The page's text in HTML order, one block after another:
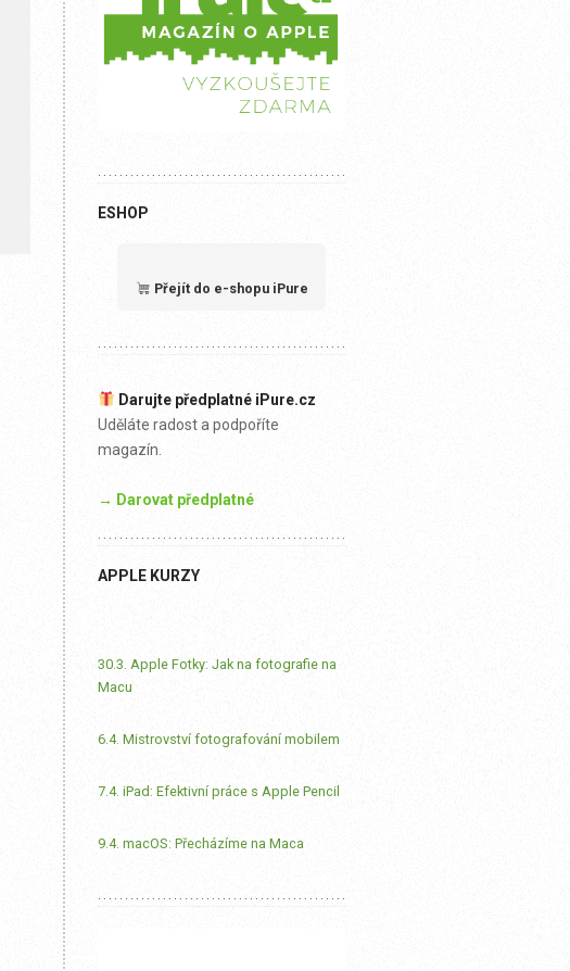
ESHOP
Přejít do e-shopu iPure
Darujte předplatné iPure.cz
Uděláte radost a podpoříte
magazín.
→ Darovat předplatné
APPLE KURZY
30.3. Apple Fotky: Jak na fotografie na
Macu
6.4. Mistrovství fotografování mobilem
7.4. iPad: Efektivní práce s Apple Pencil
9.4. macOS: Přecházíme na Maca